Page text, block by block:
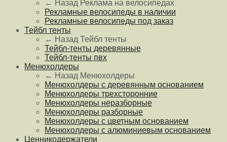
← Назад Реклама на велосипедах
Рекламные велосипеды в наличии
Рекламные велосипеды под заказ
Тейбл тенты
← Назад Тейбл тенты
Тейбл-тенты деревянные
Тейбл-тенты пвх
Менюхолдеры
← Назад Менюхолдеры
Менюхолдеры с деревянным основанием
Менюхолдеры трехсторонние
Менюхолдеры неразборные
Менюхолдеры разборные
Менюхолдеры с цветным основанием
Менюхолдеры с алюминиевым основанием
Ценникодержатели